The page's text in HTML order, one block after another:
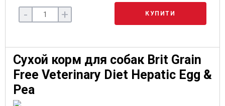
- + КУПИТИ
Сухой корм для собак Brit Grain
Free Veterinary Diet Hepatic Egg &
Pea